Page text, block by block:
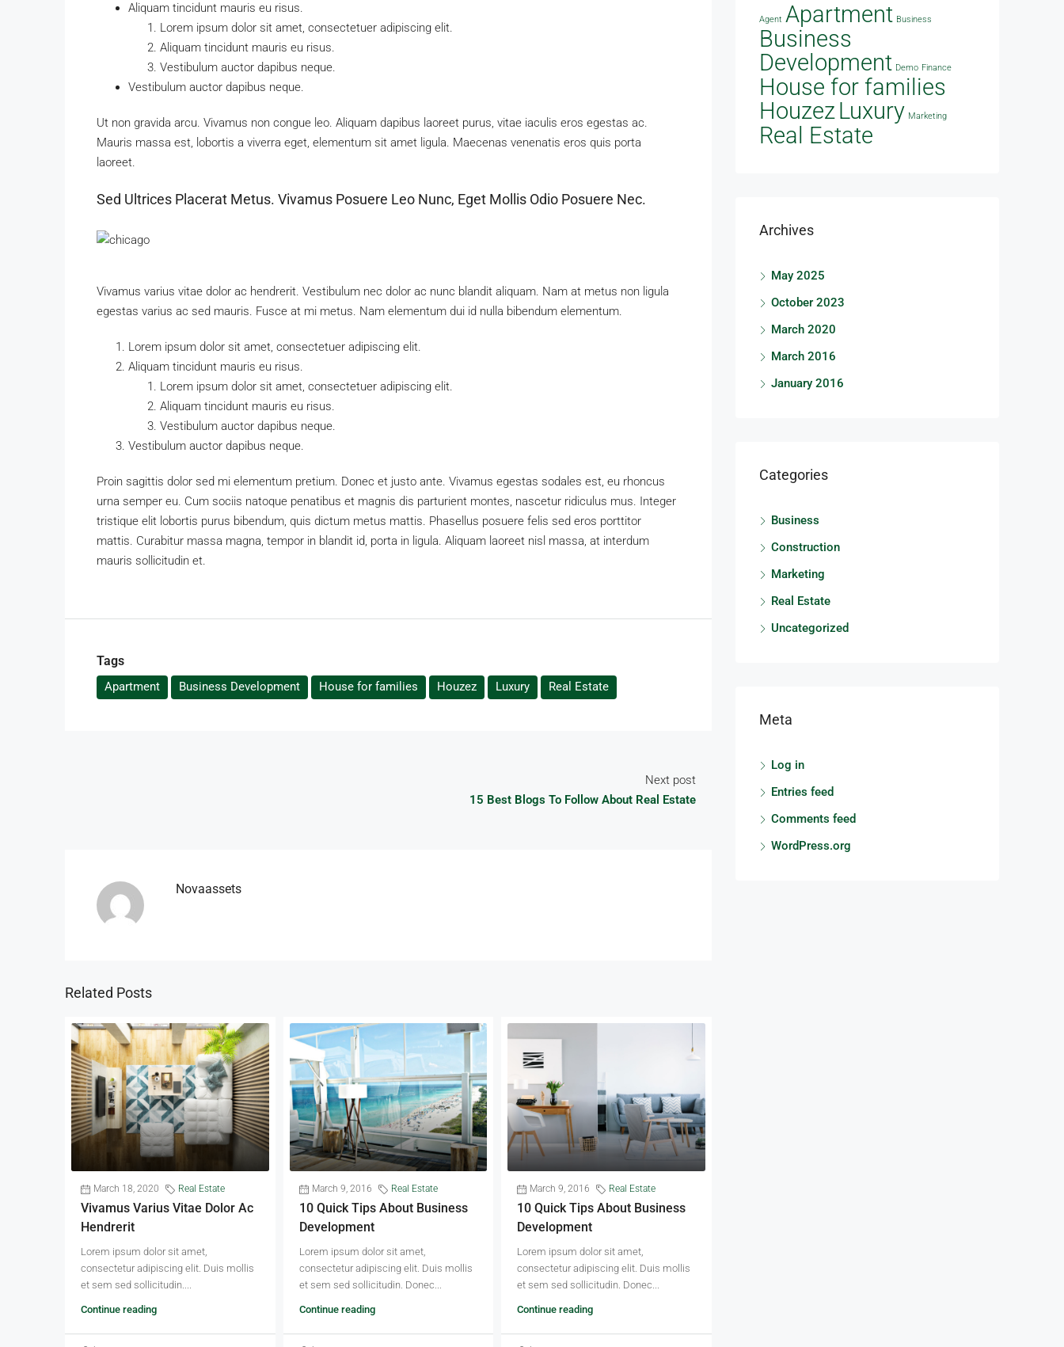
Aliquam tincidunt mauris eu risus.
Lorem ipsum dolor sit amet, consectetuer adipiscing elit.
Aliquam tincidunt mauris eu risus.
Vestibulum auctor dapibus neque.
Vestibulum auctor dapibus neque.
Ut non gravida arcu. Vivamus non congue leo. Aliquam dapibus laoreet purus, vitae iaculis eros egestas ac.
Mauris massa est, lobortis a viverra eget, elementum sit amet ligula. Maecenas venenatis eros quis porta
laoreet.
Sed Ultrices Placerat Metus. Vivamus Posuere Leo Nunc, Eget Mollis Odio Posuere Nec.
Vivamus varius vitae dolor ac hendrerit. Vestibulum nec dolor ac nunc blandit aliquam. Nam at metus non ligula
egestas varius ac sed mauris. Fusce at mi metus. Nam elementum dui id nulla bibendum elementum.
Lorem ipsum dolor sit amet, consectetuer adipiscing elit.
Aliquam tincidunt mauris eu risus.
Lorem ipsum dolor sit amet, consectetuer adipiscing elit.
Aliquam tincidunt mauris eu risus.
Vestibulum auctor dapibus neque.
Vestibulum auctor dapibus neque.
Proin sagittis dolor sed mi elementum pretium. Donec et justo ante. Vivamus egestas sodales est, eu rhoncus
urna semper eu. Cum sociis natoque penatibus et magnis dis parturient montes, nascetur ridiculus mus. Integer
tristique elit lobortis purus bibendum, quis dictum metus mattis. Phasellus posuere felis sed eros porttitor
mattis. Curabitur massa magna, tempor in blandit id, porta in ligula. Aliquam laoreet nisl massa, at interdum
mauris sollicitudin et.
Tags
Apartment Business Development House for families Houzez Luxury Real Estate
Next post
15 Best Blogs To Follow About Real Estate
Novaassets
Related Posts
March 18, 2020 Real Estate
Vivamus Varius Vitae Dolor Ac
Hendrerit
Lorem ipsum dolor sit amet,
consectetur adipiscing elit. Duis mollis
et sem sed sollicitudin....
Continue reading
March 9, 2016 Real Estate
10 Quick Tips About Business
Development
Lorem ipsum dolor sit amet,
consectetur adipiscing elit. Duis mollis
et sem sed sollicitudin. Donec...
Continue reading
March 9, 2016 Real Estate
10 Quick Tips About Business
Development
Lorem ipsum dolor sit amet,
consectetur adipiscing elit. Duis mollis
et sem sed sollicitudin. Donec...
Continue reading
Agent Apartment Business
Business
Development Demo Finance
House for families
HouzezLuxury Marketing
Real Estate
Archives
May 2025
October 2023
March 2020
March 2016
January 2016
Categories
Business
Construction
Marketing
Real Estate
Uncategorized
Meta
Log in
Entries feed
Comments feed
WordPress.org